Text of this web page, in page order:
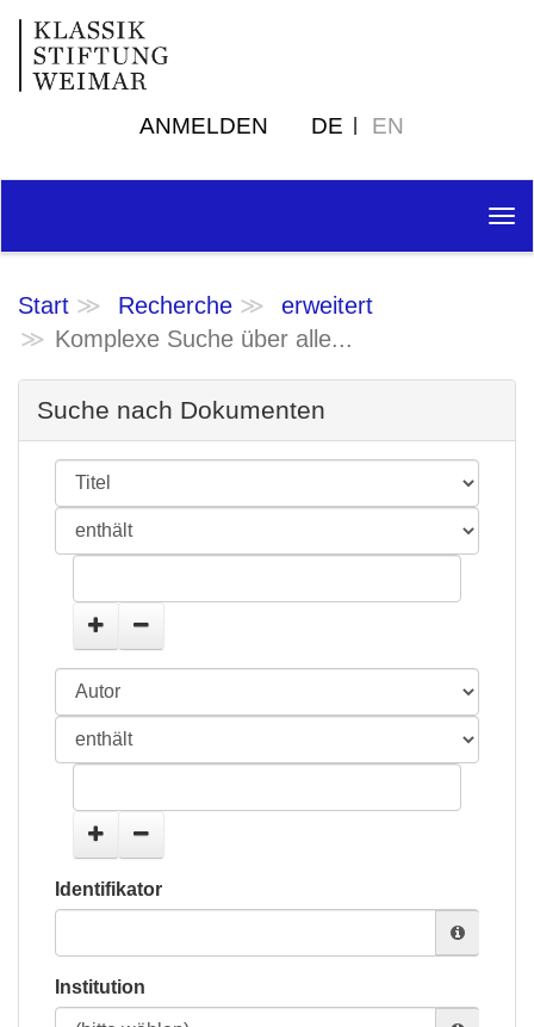
ANMELDEN DE EN
Start Recherche
erweitert
Komplexe Suche über alle...
Suche nach Dokumenten
Identifikator
Institution